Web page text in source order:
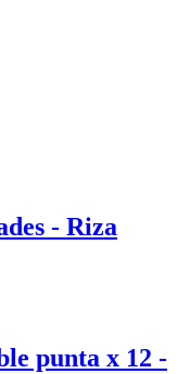
- Riza
punta x 12 -